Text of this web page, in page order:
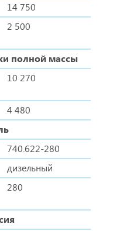
14 750
2 500
полной массы
10 270
4 480
740.622-280
дизельный
280